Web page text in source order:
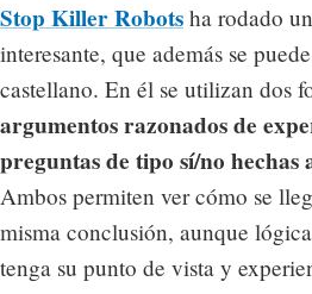
Stop Killer Robots ha rodado
interesante, que además se
castellano. En él se utilizan dos
argumentos razonados de
preguntas de tipo sí/no hechas
Ambos permiten ver cómo se
misma conclusión, aunque
tenga su punto de vista y